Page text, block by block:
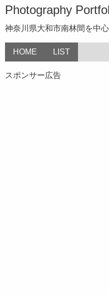
Photography
神奈川県大和市南林間を中
HOME LIST
スポンサー広告